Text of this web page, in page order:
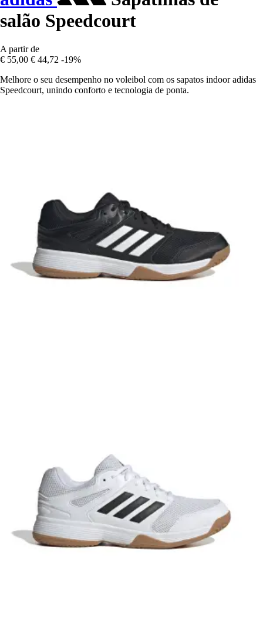
salão Speedcourt
A partir de
€ 55,00 € 44,72 -19%
Melhore o seu desempenho no voleibol com os sapatos indoor adidas
Speedcourt, unindo conforto e tecnologia de ponta.